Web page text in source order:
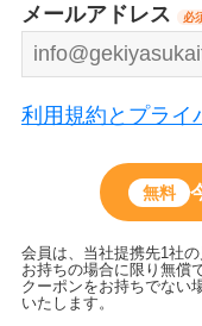
メールアドレス 必
利用規約とプライ
無料
会員は、当社提携先1社
お持ちの場合に限り無償
クーポンをお持ちでない
いたします。